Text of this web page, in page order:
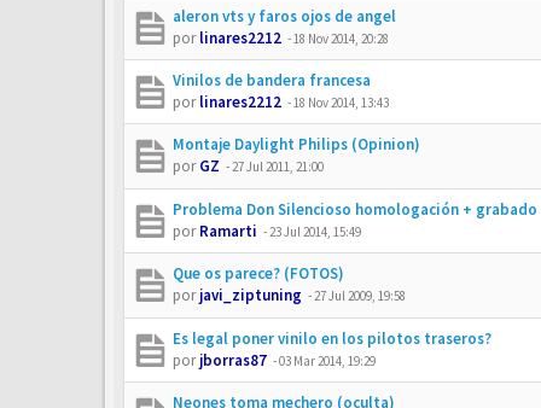
aleron vts y faros ojos de angel
porlinares2212 -18 Nov 2014, 20:28
Vinilos de bandera francesa
porlinares2212 -18 Nov 2014, 13:43
Montaje Daylight Philips (Opinion)
porGZ -27 Jul 2011, 21:00
Problema Don Silencioso homologación + grabado
porRamarti -23 Jul 2014, 15:49
Que os parece? (FOTOS)
porjavi_ziptuning -27 Jul 2009, 19:58
Es legal poner vinilo en los pilotos traseros?
porjborras87 -03 Mar 2014, 19:29
Neones toma mechero (oculta)